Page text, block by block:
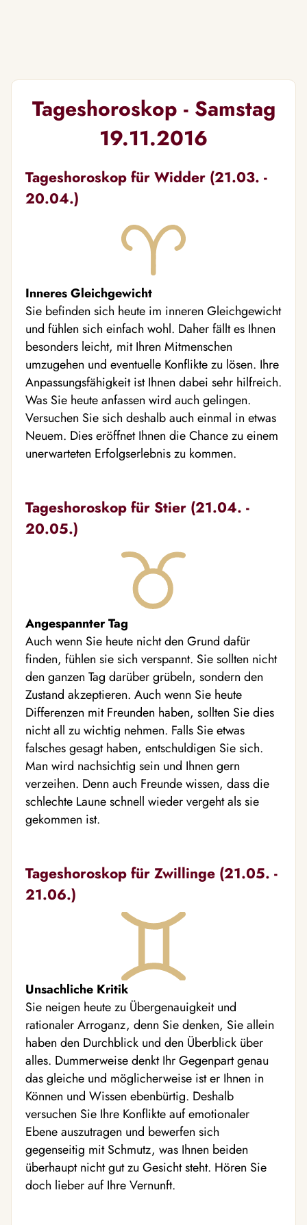
Tageshoroskop - Samstag
19.11.2016
Tageshoroskop für Widder (21.03. -
20.04.)
Inneres Gleichgewicht
Sie befinden sich heute im inneren Gleichgewicht
und fühlen sich einfach wohl. Daher fällt es Ihnen
besonders leicht, mit Ihren Mitmenschen
umzugehen und eventuelle Konflikte zu lösen. Ihre
Anpassungsfähigkeit ist Ihnen dabei sehr hilfreich.
Was Sie heute anfassen wird auch gelingen.
Versuchen Sie sich deshalb auch einmal in etwas
Neuem. Dies eröffnet Ihnen die Chance zu einem
unerwarteten Erfolgserlebnis zu kommen.
Tageshoroskop für Stier (21.04. -
20.05.)
Angespannter Tag
Auch wenn Sie heute nicht den Grund dafür
finden, fühlen sie sich verspannt. Sie sollten nicht
den ganzen Tag darüber grübeln, sondern den
Zustand akzeptieren. Auch wenn Sie heute
Differenzen mit Freunden haben, sollten Sie dies
nicht all zu wichtig nehmen. Falls Sie etwas
falsches gesagt haben, entschuldigen Sie sich.
Man wird nachsichtig sein und Ihnen gern
verzeihen. Denn auch Freunde wissen, dass die
schlechte Laune schnell wieder vergeht als sie
gekommen ist.
Tageshoroskop für Zwillinge (21.05. -
21.06.)
Unsachliche Kritik
Sie neigen heute zu Übergenauigkeit und
rationaler Arroganz, denn Sie denken, Sie allein
haben den Durchblick und den Überblick über
alles. Dummerweise denkt Ihr Gegenpart genau
das gleiche und möglicherweise ist er Ihnen in
Können und Wissen ebenbürtig. Deshalb
versuchen Sie Ihre Konflikte auf emotionaler
Ebene auszutragen und bewerfen sich
gegenseitig mit Schmutz, was Ihnen beiden
überhaupt nicht gut zu Gesicht steht. Hören Sie
doch lieber auf Ihre Vernunft.